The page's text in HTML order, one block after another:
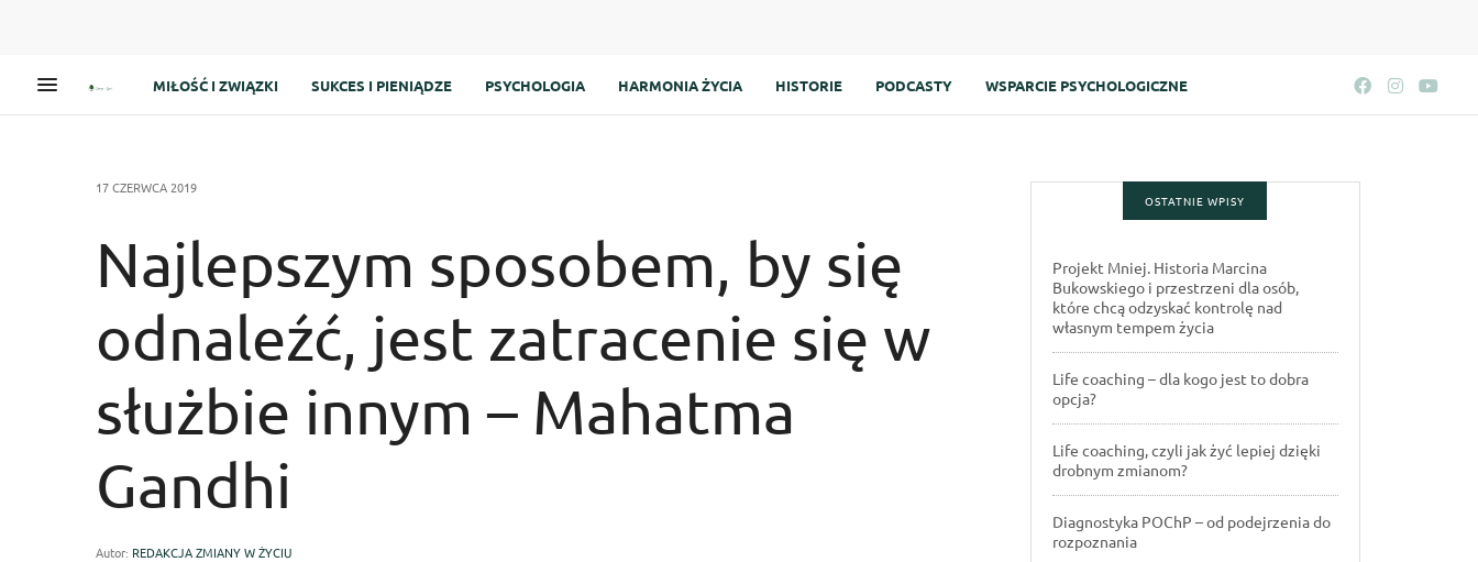
MIŁOŚĆ I ZWIĄZKI SUKCES I PIENIĄDZE PSYCHOLOGIA HARMONIA ŻYCIA HISTORIE PODCASTY WSPARCIE PSYCHOLOGICZNE
17 CZERWCA 2019
Najlepszym sposobem, by się
odnaleźć, jest zatracenie się w
służbie innym – Mahatma
Gandhi
Autor: REDAKCJA ZMIANY W ŻYCIU
OSTATNIE WPISY
Projekt Mniej. Historia Marcina
Bukowskiego i przestrzeni dla osób,
które chcą odzyskać kontrolę nad
własnym tempem życia
Life coaching – dla kogo jest to dobra
opcja?
Life coaching, czyli jak żyć lepiej dzięki
drobnym zmianom?
Diagnostyka POChP – od podejrzenia do
rozpoznania